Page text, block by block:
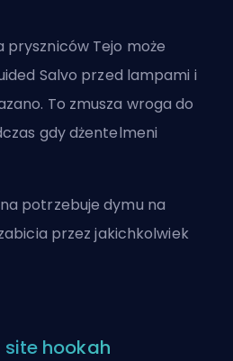
pryszniców Tejo może
Salvo przed lampami i
To zmusza wroga do
gdy dżentelmeni
potrzebuje dymu na
przez jakichkolwiek
site hookah